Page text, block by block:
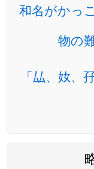
和名がかっ
物の
「厸、奻、